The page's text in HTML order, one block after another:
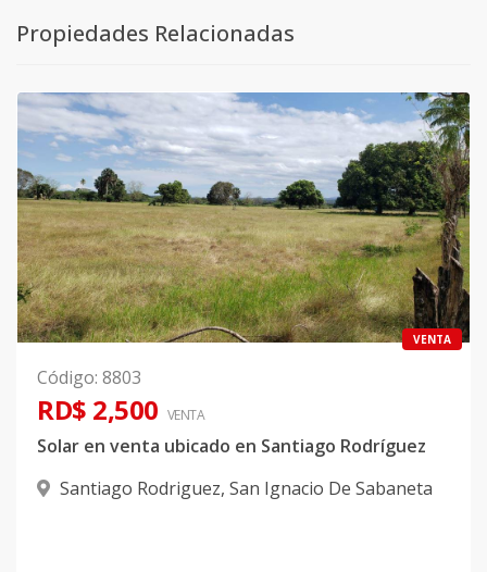
Propiedades Relacionadas
VENTA
Código: 8803
RD$ 2,500 VENTA
Solar en venta ubicado en Santiago Rodríguez
Santiago Rodriguez, San Ignacio De Sabaneta